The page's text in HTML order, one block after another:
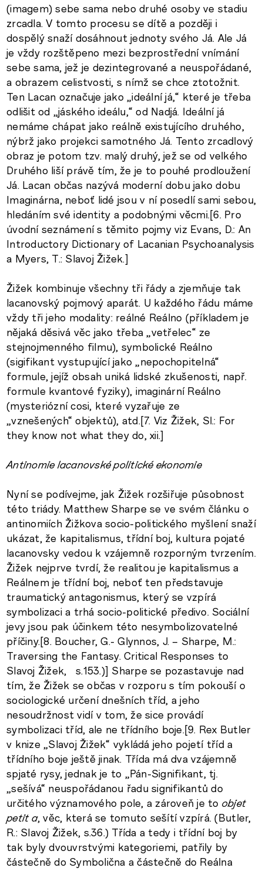
(imagem) sebe sama nebo druhé osoby ve stadiu
zrcadla. V tomto procesu se dítě a později i
dospělý snaží dosáhnout jednoty svého Já. Ale Já
je vždy rozštěpeno mezi bezprostřední vnímání
sebe sama, jež je dezintegrované a neuspořádané,
a obrazem celistvosti, s nímž se chce ztotožnit.
Ten Lacan označuje jako „ideální já,“ které je třeba
odlišit od „jáského ideálu,“ od Nadjá. Ideální já
nemáme chápat jako reálně existujícího druhého,
nýbrž jako projekci samotného Já. Tento zrcadlový
obraz je potom tzv. malý druhý, jež se od velkého
Druhého liší právě tím, že je to pouhé prodloužení
Já. Lacan občas nazývá moderní dobu jako dobu
Imaginárna, neboť lidé jsou v ní posedlí sami sebou,
hledáním své identity a podobnými věcmi.[6. Pro
úvodní seznámení s těmito pojmy viz Evans, D.: An
Introductory Dictionary of Lacanian Psychoanalysis
a Myers, T.: Slavoj Žižek.]
Žižek kombinuje všechny tři řády a zjemňuje tak
lacanovský pojmový aparát. U každého řádu máme
vždy tři jeho modality: reálné Reálno (příkladem je
nějaká děsivá věc jako třeba „vetřelec“ ze
stejnojmenného filmu), symbolické Reálno
(sigifikant vystupující jako „nepochopitelná“
formule, jejíž obsah uniká lidské zkušenosti, např.
formule kvantové fyziky), imaginární Reálno
(mysteriózní cosi, které vyzařuje ze
„vznešených“ objektů), atd.[7. Viz Žižek, Sl.: For
they know not what they do, xii.]
Antinomie lacanovské politické ekonomie
Nyní se podívejme, jak Žižek rozšiřuje působnost
této triády. Matthew Sharpe se ve svém článku o
antinomiích Žižkova socio-politického myšlení snaží
ukázat, že kapitalismus, třídní boj, kultura pojaté
lacanovsky vedou k vzájemně rozporným tvrzením.
Žižek nejprve tvrdí, že realitou je kapitalismus a
Reálnem je třídní boj, neboť ten představuje
traumatický antagonismus, který se vzpírá
symbolizaci a trhá socio-politické předivo. Sociální
jevy jsou pak účinkem této nesymbolizovatelné
příčiny.[8. Boucher, G.- Glynnos, J. – Sharpe, M.:
Traversing the Fantasy. Critical Responses to
Slavoj Žižek, s.153.)] Sharpe se pozastavuje nad
tím, že Žižek se občas v rozporu s tím pokouší o
sociologické určení dnešních tříd, a jeho
nesoudržnost vidí v tom, že sice provádí
symbolizaci tříd, ale ne třídního boje.[9. Rex Butler
v knize „Slavoj Žižek“ vykládá jeho pojetí tříd a
třídního boje ještě jinak. Třída má dva vzájemně
spjaté rysy, jednak je to „Pán-Signifikant, tj.
„sešívá“ neuspořádanou řadu signifikantů do
určitého významového pole, a zároveň je to objet
petit a, věc, která se tomuto sešítí vzpírá. (Butler,
R.: Slavoj Žižek, s.36.) Třída a tedy i třídní boj by
tak byly dvouvrstvými kategoriemi, patřily by
částečně do Symbolična a částečně do Reálna